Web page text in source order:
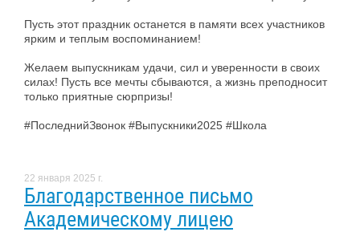
Пусть этот праздник останется в памяти всех участников
ярким и теплым воспоминанием!
Желаем выпускникам удачи, сил и уверенности в своих
силах! Пусть все мечты сбываются, а жизнь преподносит
только приятные сюрпризы!
#ПоследнийЗвонок #Выпускники2025 #Школа
22 января 2025 г.
Благодарственное письмо
Академическому лицею